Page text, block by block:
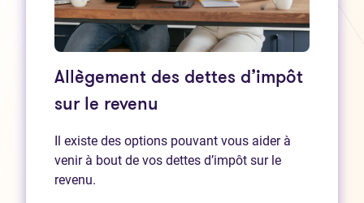
Allègement des dettes d’impôt
sur le revenu
Il existe des options pouvant vous aider à
venir à bout de vos dettes d’impôt sur le
revenu.